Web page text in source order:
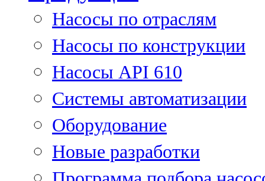
Насосы по отраслям
Насосы по конструкции
Насосы API 610
Системы автоматизации
Оборудование
Новые разработки